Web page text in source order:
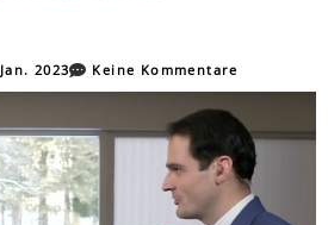
2023 Keine Kommentare